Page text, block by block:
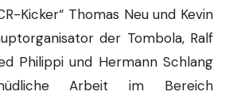
Kicker“ Thomas Neu und Kevin
der Tombola, Ralf
Philippi und Hermann Schlang
Arbeit im Bereich